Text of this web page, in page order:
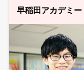
早稲田アカデミー